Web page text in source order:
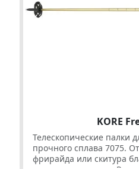
KORE
Телескопические палки
прочного сплава 7075.
фрирайда или скитура